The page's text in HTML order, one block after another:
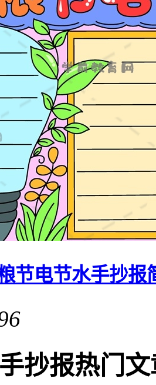
节电节水手抄报
抄报热门文